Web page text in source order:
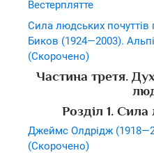
Вестерплятте
Сила людських
Биков (1924—2003).
(Скорочено)
Частина третя.
Розділ 1.
Джеймс Олдрідж
(Скорочено)